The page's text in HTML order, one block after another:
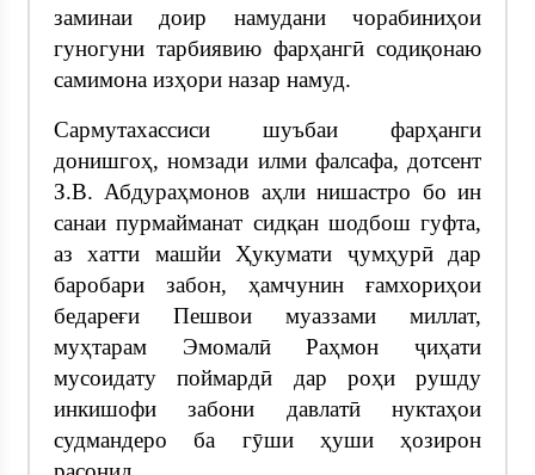
заминаи доир намудани чорабиниҳои
гуногуни тарбиявию фарҳангӣ содиқонаю
самимона изҳори назар намуд.
Сармутахассиси шуъбаи фарҳанги
донишгоҳ, номзади илми фалсафа, дотсент
З.В. Абдураҳмонов аҳли нишастро бо ин
санаи пурмайманат сидқан шодбош гуфта,
аз хатти машйи Ҳукумати ҷумҳурӣ дар
баробари забон, ҳамчунин ғамхориҳои
бедареғи Пешвои муаззами миллат,
муҳтарам Эмомалӣ Раҳмон ҷиҳати
мусоидату поймардӣ дар роҳи рушду
инкишофи забони давлатӣ нуктаҳои
судмандеро ба гӯши ҳуши ҳозирон